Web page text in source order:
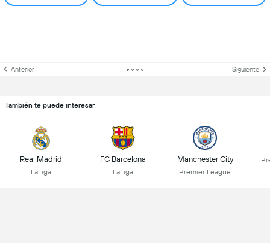
Anterior Siguiente
También te puede interesar
Real Madrid
LaLiga
FC Barcelona
LaLiga
Manchester City
Premier League